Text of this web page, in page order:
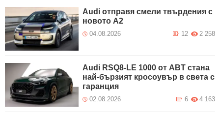
Audi отправя смели твърдения с
новото А2
04.08.2026 2 258
12
Audi RSQ8-LE 1000 от ABT стана
най-бързият кросоувър в света с
гаранция
02.08.2026 4 163
6